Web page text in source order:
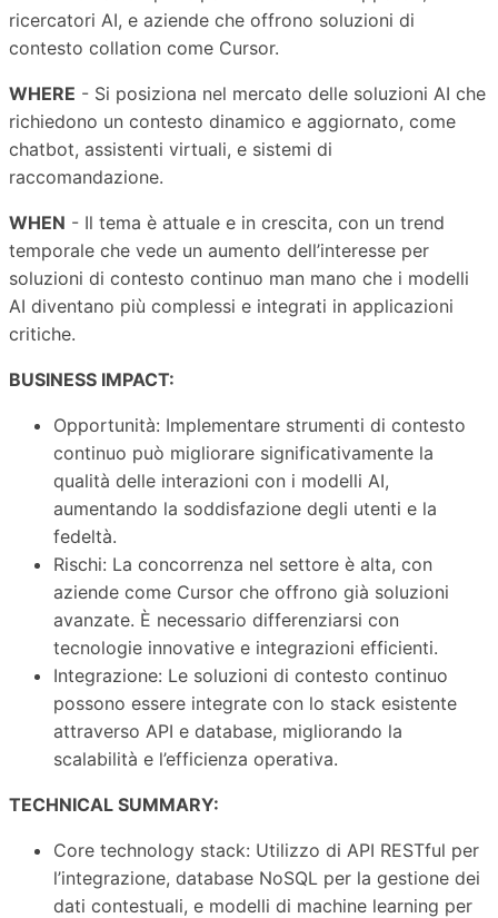
ricercatori AI, e aziende che offrono soluzioni di
contesto collation come Cursor.
WHERE - Si posiziona nel mercato delle soluzioni AI che
richiedono un contesto dinamico e aggiornato, come
chatbot, assistenti virtuali, e sistemi di
raccomandazione.
WHEN - Il tema è attuale e in crescita, con un trend
temporale che vede un aumento dell’interesse per
soluzioni di contesto continuo man mano che i modelli
AI diventano più complessi e integrati in applicazioni
critiche.
BUSINESS IMPACT:
Opportunità: Implementare strumenti di contesto
continuo può migliorare significativamente la
qualità delle interazioni con i modelli AI,
aumentando la soddisfazione degli utenti e la
fedeltà.
Rischi: La concorrenza nel settore è alta, con
aziende come Cursor che offrono già soluzioni
avanzate. È necessario differenziarsi con
tecnologie innovative e integrazioni efficienti.
Integrazione: Le soluzioni di contesto continuo
possono essere integrate con lo stack esistente
attraverso API e database, migliorando la
scalabilità e l’efficienza operativa.
TECHNICAL SUMMARY:
Core technology stack: Utilizzo di API RESTful per
l’integrazione, database NoSQL per la gestione dei
dati contestuali, e modelli di machine learning per